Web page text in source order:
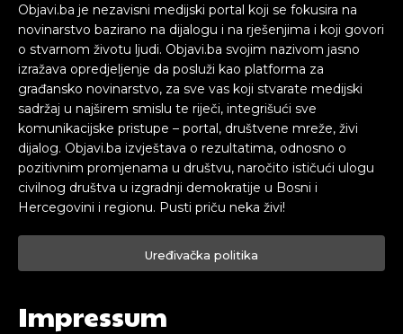
Objavi.ba je nezavisni medijski portal koji se fokusira na
novinarstvo bazirano na dijalogu i na rješenjima i koji govori
o stvarnom životu ljudi. Objavi.ba svojim nazivom jasno
izražava opredjeljenje da posluži kao platforma za
građansko novinarstvo, za sve vas koji stvarate medijski
sadržaj u najširem smislu te riječi, integrišući sve
komunikacijske pristupe – portal, društvene mreže, živi
dijalog. Objavi.ba izvještava o rezultatima, odnosno o
pozitivnim promjenama u društvu, naročito ističući ulogu
civilnog društva u izgradnji demokratije u Bosni i
Hercegovini i regionu. Pusti priču neka živi!
Uređivačka politika
Impressum